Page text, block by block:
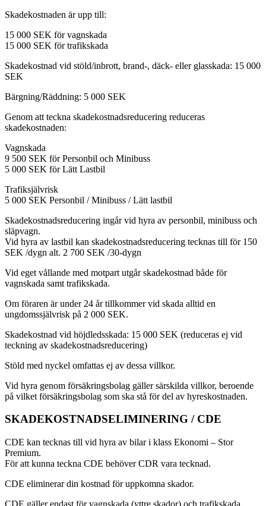
Skadekostnaden är upp till:
15 000 SEK för vagnskada
15 000 SEK för trafikskada
Skadekostnad vid stöld/inbrott, brand-, däck- eller glasskada: 15 000
SEK
Bärgning/Räddning: 5 000 SEK
Genom att teckna skadekostnadsreducering reduceras
skadekostnaden:
Vagnskada
9 500 SEK för Personbil och Minibuss
5 000 SEK för Lätt Lastbil
Trafiksjälvrisk
5 000 SEK Personbil / Minibuss / Lätt lastbil
Skadekostnadsreducering ingår vid hyra av personbil, minibuss och
släpvagn.
Vid hyra av lastbil kan skadekostnadsreducering tecknas till för 150
SEK /dygn alt. 2 700 SEK /30-dygn
Vid eget vållande med motpart utgår skadekostnad både för
vagnskada samt trafikskada.
Om föraren är under 24 år tillkommer vid skada alltid en
ungdomssjälvrisk på 2 000 SEK.
Skadekostnad vid höjdledsskada: 15 000 SEK (reduceras ej vid
teckning av skadekostnadsreducering)
Stöld med nyckel omfattas ej av dessa villkor.
Vid hyra genom försäkringsbolag gäller särskilda villkor, beroende
på vilket försäkringsbolag som ska stå för del av hyreskostnaden.
SKADEKOSTNADSELIMINERING / CDE
CDE kan tecknas till vid hyra av bilar i klass Ekonomi – Stor
Premium.
För att kunna teckna CDE behöver CDR vara tecknad.
CDE eliminerar din kostnad för uppkomna skador.